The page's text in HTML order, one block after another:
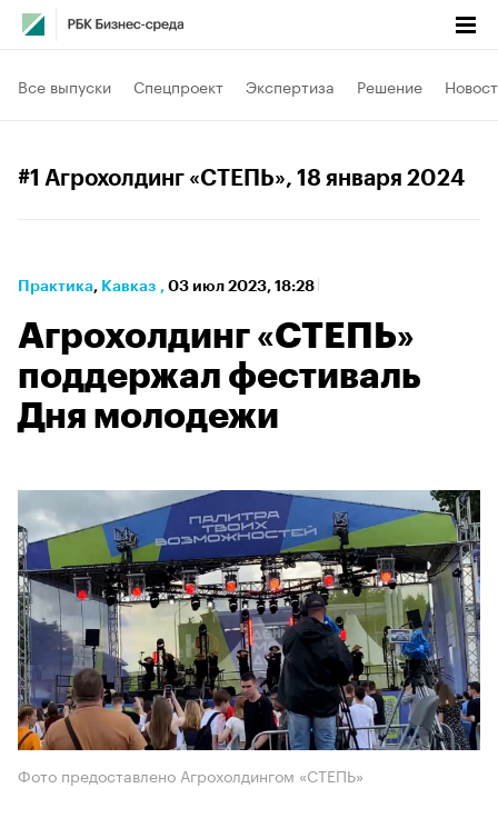
Все выпуски Спецпроект Экспертиза Решение
#1 Агрохолдинг «СТЕПЬ», 18 января 2024
Практика⁠, Кавказ , 03 июл 2023, 18:28
Агрохолдинг «СТЕПЬ»
поддержал фестиваль
Дня молодежи
Фото предоставлено Агрохолдингом «СТЕПЬ»